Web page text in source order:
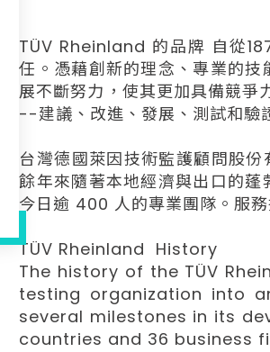
TÜV Rheinland 的品牌 自從
任。憑藉創新的理念、專業的
展不斷努力，使其更加具備競爭
--建議、改進、發展、測試和驗
台灣德國萊因技術監護顧問股
餘年來隨著本地經濟與出口的
今日逾 400 人的專業團隊。服
TÜV Rheinland History
The history of the TÜV
testing organization into
several milestones in its
countries and 36 business